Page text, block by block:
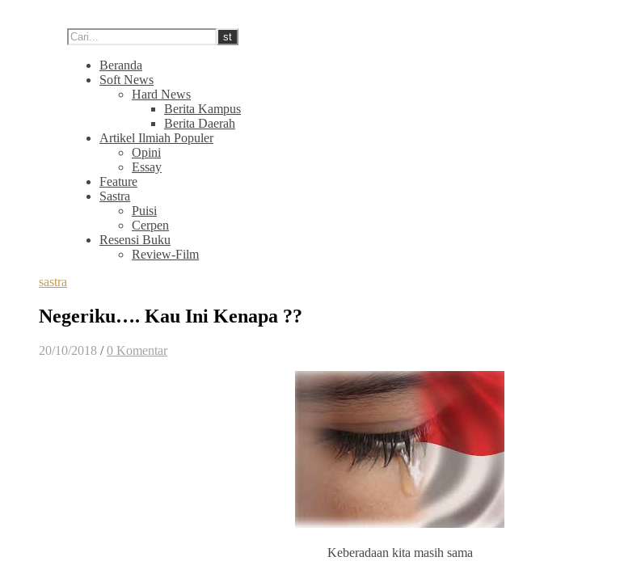
Beranda
Soft News
Hard News
Berita Kampus
Berita Daerah
Artikel Ilmiah Populer
Opini
Essay
Feature
Sastra
Puisi
Cerpen
Resensi Buku
Review-Film
sastra
Negeriku…. Kau Ini Kenapa ??
20/10/2018 / 0 Komentar
Keberadaan kita masih sama